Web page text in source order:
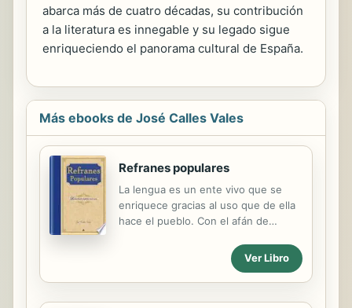
abarca más de cuatro décadas, su contribución
a la literatura es innegable y su legado sigue
enriqueciendo el panorama cultural de España.
Más ebooks de José Calles Vales
Refranes populares
La lengua es un ente vivo que se
enriquece gracias al uso que de ella
hace el pueblo. Con el afán de
libro ha reunido refranes de todos
los tiempos para acompañar al lector
en su viaje al pasado y para
enseñarle a usarlos en el momento
Ver Libro